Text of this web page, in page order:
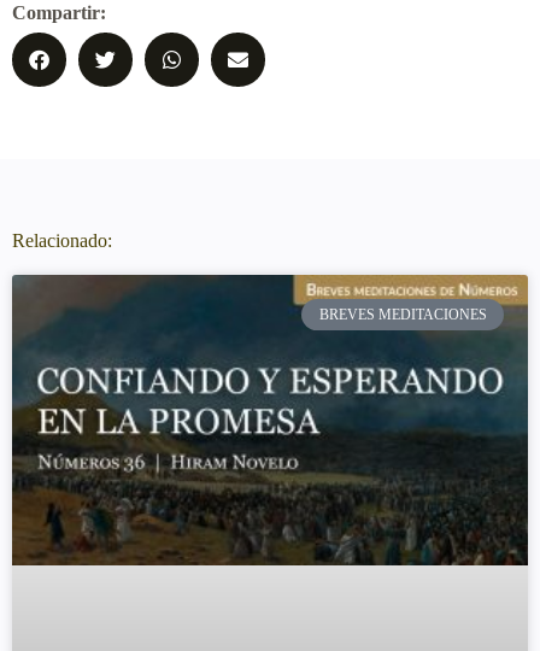
Compartir:
Relacionado:
BREVES MEDITACIONES